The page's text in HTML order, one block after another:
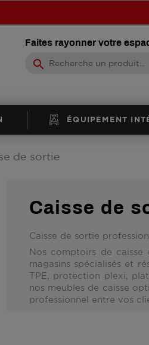
Faites rayonner votre
search
ÉQUIPEMENT
de sortie
Caisse de
Caisse de sortie
Nos comptoirs de caisse
magasins spécialisés et
TPE, protection plexi,
nos meubles de caisse
professionnel entre vos